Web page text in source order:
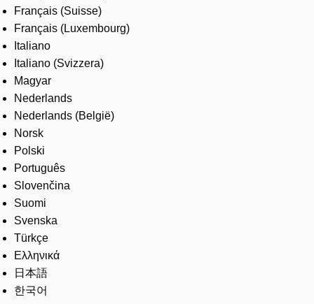
Français (Suisse)
Français (Luxembourg)
Italiano
Italiano (Svizzera)
Magyar
Nederlands
Nederlands (België)
Norsk
Polski
Português
Slovenčina
Suomi
Svenska
Türkçe
Ελληνικά
日本語
한국어